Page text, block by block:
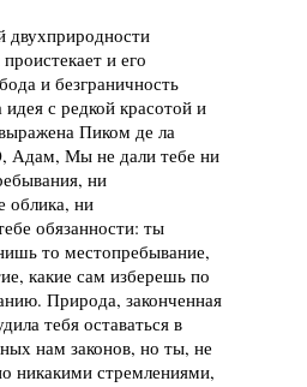
двухприродности
и его
и безграничность
с редкой красотой и
Пиком де ла
Мы не дали тебе ни
ни
облика, ни
обязанности: ты
то местопребывание,
какие сам изберешь по
Природа, законченная
тебя оставаться в
нам законов, но ты, не
никакими стремлениями,